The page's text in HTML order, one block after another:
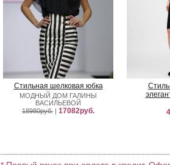
Стильная шелковая юбка
МОДНЫЙ ДОМ ГАЛИНЫ
ВАСИЛЬЕВОЙ
18980руб. | 17082руб.